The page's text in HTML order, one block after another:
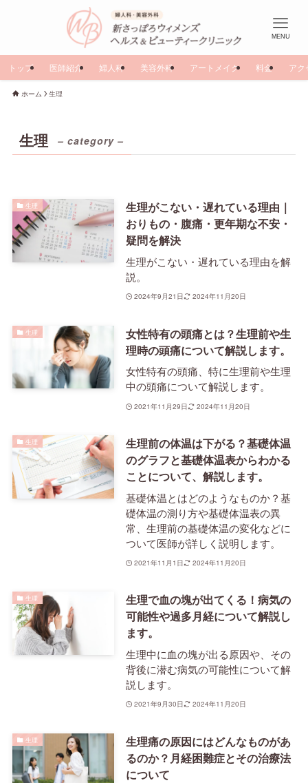
MENU
トップ 医師紹介 婦人科 美容外科 アートメイク 料金 アク
ホーム 生理
生理 – category –
生理
生理がこない・遅れている理由｜
おりもの・腹痛・更年期な不安・
疑問を解決
生理がこない・遅れている理由を解
説。
2024年9月21日 2024年11月20日
生理
女性特有の頭痛とは？生理前や生
理時の頭痛について解説します。
女性特有の頭痛、特に生理前や生理
中の頭痛について解説します。
2021年11月29日 2024年11月20日
生理
生理前の体温は下がる？基礎体温
のグラフと基礎体温表からわかる
ことについて、解説します。
基礎体温とはどのようなものか？基
礎体温の測り方や基礎体温表の異
常、生理前の基礎体温の変化などに
ついて医師が詳しく説明します。
2021年11月1日 2024年11月20日
生理
生理で血の塊が出てくる！病気の
可能性や過多月経について解説し
ます。
生理中に血の塊が出る原因や、その
背後に潜む病気の可能性について解
説します。
2021年9月30日 2024年11月20日
生理
生理痛の原因にはどんなものがあ
るのか？月経困難症とその治療法
について